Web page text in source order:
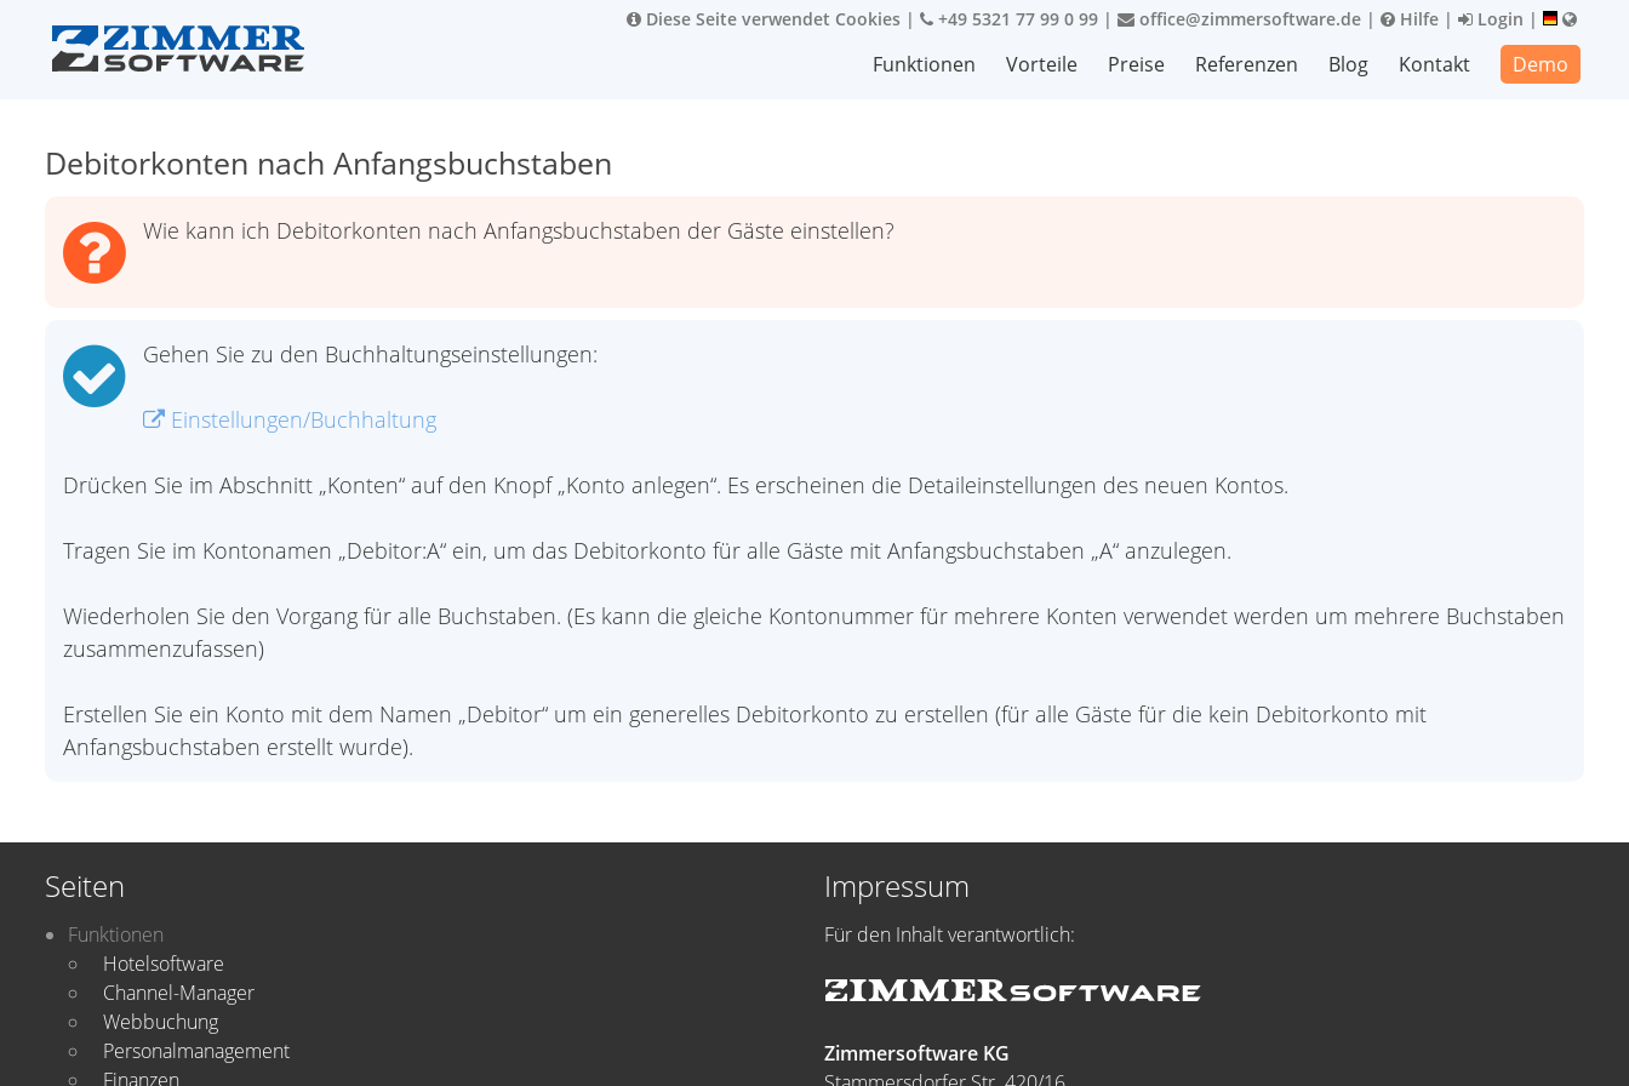
Diese Seite verwendet Cookies | +49 5321 77 99 0 99 | office@zimmersoftware.de | Hilfe | Login |
Funktionen Vorteile Preise Referenzen Blog Kontakt Demo
Debitorkonten nach Anfangsbuchstaben
Wie kann ich Debitorkonten nach Anfangsbuchstaben der Gäste einstellen?
Gehen Sie zu den Buchhaltungseinstellungen:
Einstellungen/Buchhaltung
Drücken Sie im Abschnitt „Konten“ auf den Knopf „Konto anlegen“. Es erscheinen die Detaileinstellungen des neuen Kontos.
Tragen Sie im Kontonamen „Debitor:A“ ein, um das Debitorkonto für alle Gäste mit Anfangsbuchstaben „A“ anzulegen.
Wiederholen Sie den Vorgang für alle Buchstaben. (Es kann die gleiche Kontonummer für mehrere Konten verwendet werden um mehrere Buchstaben
zusammenzufassen)
Erstellen Sie ein Konto mit dem Namen „Debitor“ um ein generelles Debitorkonto zu erstellen (für alle Gäste für die kein Debitorkonto mit
Anfangsbuchstaben erstellt wurde).
Seiten
Funktionen
Hotelsoftware
Channel-Manager
Webbuchung
Personalmanagement
Finanzen
Impressum
Für den Inhalt verantwortlich:
Zimmersoftware KG